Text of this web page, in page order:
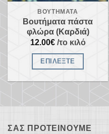
στη
σελίδα
του
προϊόντος
ΒΟΥΤΉΜΑΤΑ
Βουτήματα πάστα
φλώρα (Καρδιά)
12.00€/το κιλό
ΕΠΙΛΈΞΤΕ
πολλαπλές
ΣΑΣ ΠΡΟΤΕΊΝΟΥΜΕ